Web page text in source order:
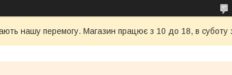
нашу перемогу. Магазин працює з 10 до 18, в суботу